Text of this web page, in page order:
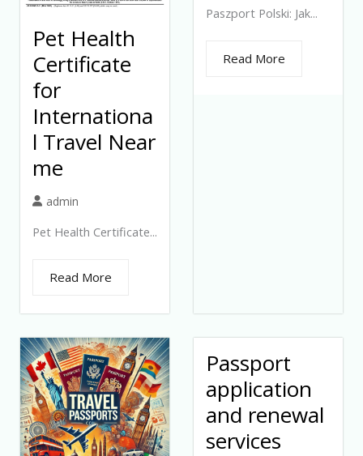
Pet Health
Certificate
for
Internationa
l Travel Near
me
admin
Pet Health Certificate...
Read More
Paszport Polski: Jak...
Read More
Passport
application
and renewal
services